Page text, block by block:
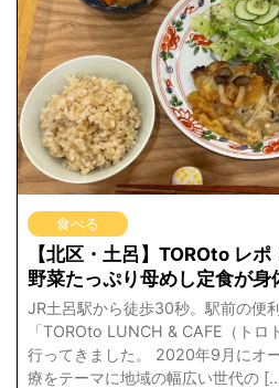
食べる
【北区・土呂】TOROto レ
野菜たっぷり母めし定食が身
JR土呂駅から徒歩30秒。駅前の便
「TOROto LUNCH & CAFE（トロ
行ってきました。 2020年9月にオ
療をテーマに地域の幅広い世代の